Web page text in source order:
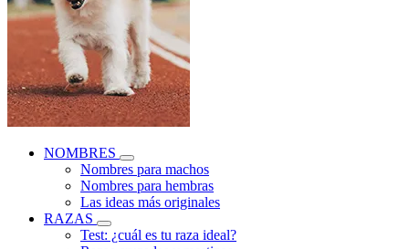
NOMBRES
Nombres para machos
Nombres para hembras
Las ideas más originales
RAZAS
Test: ¿cuál es tu raza ideal?